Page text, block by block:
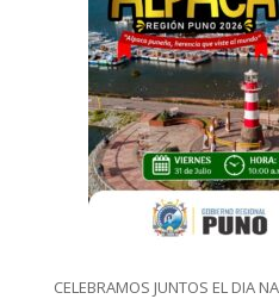
CELEBRAMOS JUNTOS EL DIA